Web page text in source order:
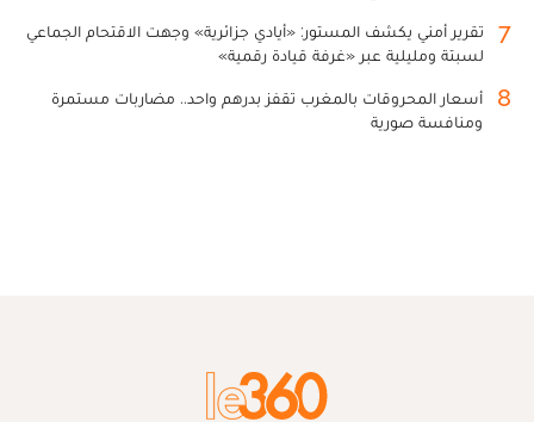
7
تقرير أمني يكشف المستور: «أيادي جزائرية» وجهت الاقتحام الجماعي
لسبتة ومليلية عبر «غرفة قيادة رقمية»
8
أسعار المحروقات بالمغرب تقفز بدرهم واحد.. مضاربات مستمرة
ومنافسة صورية